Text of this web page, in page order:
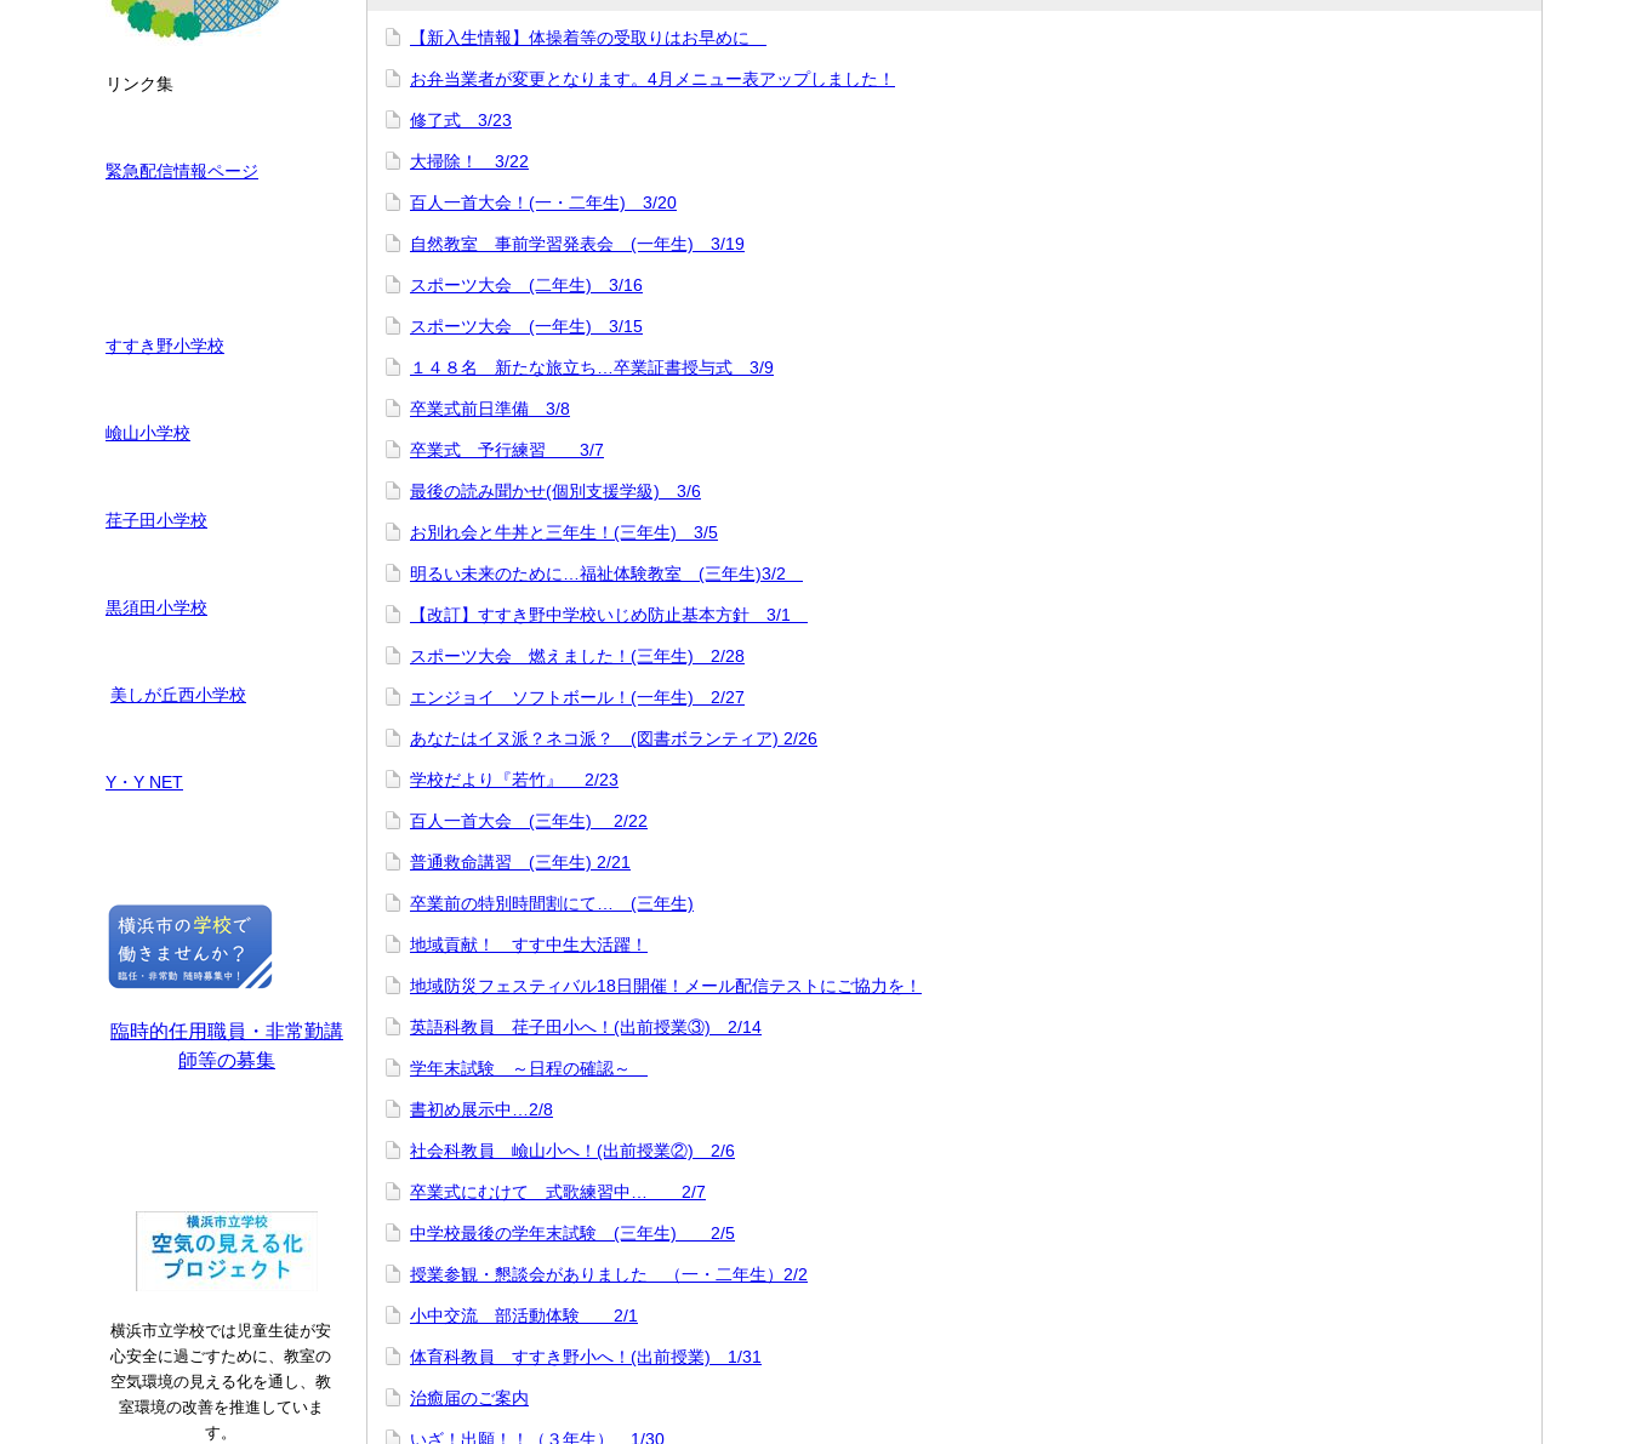
リンク集
緊急配信情報ページ
すすき野小学校
嶮山小学校
荏子田小学校
黒須田小学校
美しが丘西小学校
Y・Y NET
臨時的任用職員・非常勤講
師等の募集
横浜市立学校では児童生徒が安
心安全に過ごすために、教室の
空気環境の見える化を通し、教
室環境の改善を推進していま
す。
【新入生情報】体操着等の受取りはお早めに
お弁当業者が変更となります。4月メニュー表アップしました！
修了式 3/23
大掃除！ 3/22
百人一首大会！(一・二年生) 3/20
自然教室 事前学習発表会 (一年生) 3/19
スポーツ大会 (二年生) 3/16
スポーツ大会 (一年生) 3/15
１４８名 新たな旅立ち…卒業証書授与式 3/9
卒業式前日準備 3/8
卒業式 予行練習 3/7
最後の読み聞かせ(個別支援学級) 3/6
お別れ会と牛丼と三年生！(三年生) 3/5
明るい未来のために…福祉体験教室 (三年生)3/2
【改訂】すすき野中学校いじめ防止基本方針 3/1
スポーツ大会 燃えました！(三年生) 2/28
エンジョイ ソフトボール！(一年生) 2/27
あなたはイヌ派？ネコ派？ (図書ボランティア) 2/26
学校だより『若竹』 2/23
百人一首大会 (三年生) 2/22
普通救命講習 (三年生) 2/21
卒業前の特別時間割にて… (三年生)
地域貢献！ すす中生大活躍！
地域防災フェスティバル18日開催！メール配信テストにご協力を！
英語科教員 荏子田小へ！(出前授業③) 2/14
学年末試験 ～日程の確認～
書初め展示中…2/8
社会科教員 嶮山小へ！(出前授業②) 2/6
卒業式にむけて 式歌練習中… 2/7
中学校最後の学年末試験 (三年生) 2/5
授業参観・懇談会がありました （一・二年生）2/2
小中交流 部活動体験 2/1
体育科教員 すすき野小へ！(出前授業) 1/31
治癒届のご案内
いざ！出願！！（３年生） 1/30